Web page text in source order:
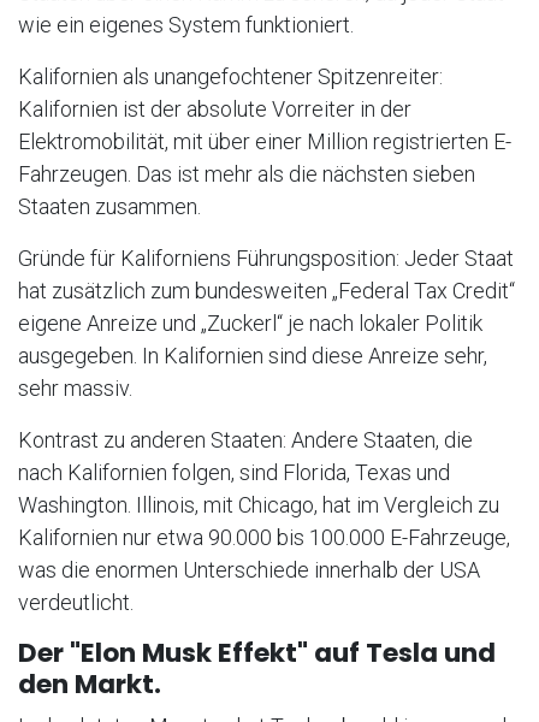
wie ein eigenes System funktioniert.
Kalifornien als unangefochtener Spitzenreiter:
Kalifornien ist der absolute Vorreiter in der
Elektromobilität, mit über einer Million registrierten E-
Fahrzeugen. Das ist mehr als die nächsten sieben
Staaten zusammen.
Gründe für Kaliforniens Führungsposition: Jeder Staat
hat zusätzlich zum bundesweiten „Federal Tax Credit“
eigene Anreize und „Zuckerl“ je nach lokaler Politik
ausgegeben. In Kalifornien sind diese Anreize sehr,
sehr massiv.
Kontrast zu anderen Staaten: Andere Staaten, die
nach Kalifornien folgen, sind Florida, Texas und
Washington. Illinois, mit Chicago, hat im Vergleich zu
Kalifornien nur etwa 90.000 bis 100.000 E-Fahrzeuge,
was die enormen Unterschiede innerhalb der USA
verdeutlicht.
Der "Elon Musk Effekt" auf Tesla und
den Markt.